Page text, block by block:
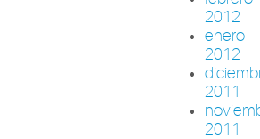
2012
enero
2012
2011
2011